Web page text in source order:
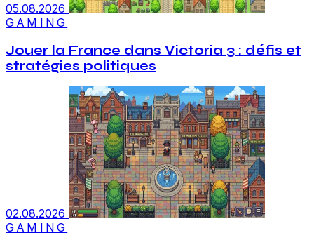
05.08.2026
GAMING
Jouer la France dans Victoria 3 : défis et
stratégies politiques
02.08.2026
GAMING